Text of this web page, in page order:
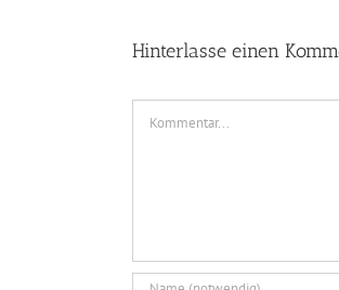
Hinterlasse einen
Kommentar